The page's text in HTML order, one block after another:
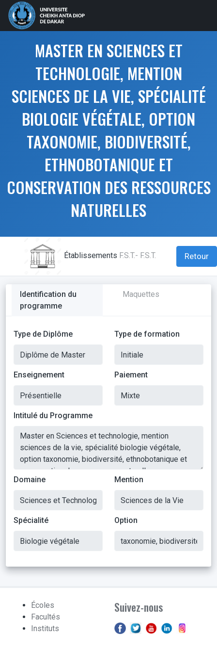
MASTER EN SCIENCES ET
TECHNOLOGIE, MENTION
SCIENCES DE LA VIE, SPÉCIALITÉ
BIOLOGIE VÉGÉTALE, OPTION
TAXONOMIE, BIODIVERSITÉ,
ETHNOBOTANIQUE ET
CONSERVATION DES RESSOURCES
NATURELLES
Établissements F.S.T.- F.S.T. Retour
Identification du
programme
Maquettes
Type de Diplôme Type de formation
Enseignement Paiement
Intitulé du Programme
Domaine Mention
Spécialité Option
Écoles
Facultés
Instituts
Suivez-nous